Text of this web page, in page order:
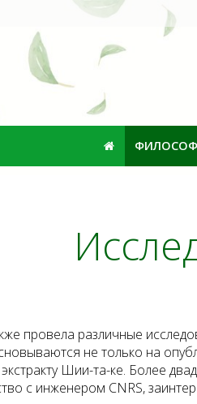
провела различные
не только на
Шии-та-ке. Более
с инженером CNRS,